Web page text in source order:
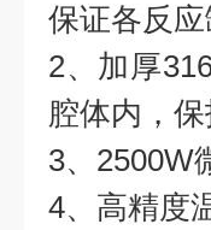
保证各反应
2、加厚
腔体内，保
3、2500W
4、高精度